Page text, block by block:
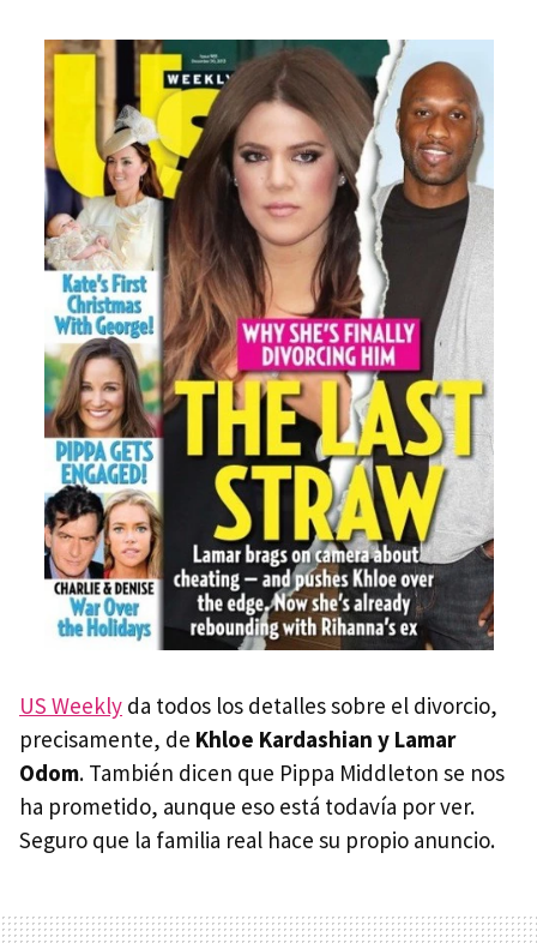
US Weekly da todos los detalles sobre el divorcio,
precisamente, de Khloe Kardashian y Lamar
Odom. También dicen que Pippa Middleton se nos
ha prometido, aunque eso está todavía por ver.
Seguro que la familia real hace su propio anuncio.